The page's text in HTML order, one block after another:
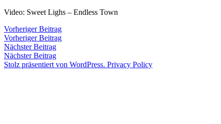
Zum
springen
von
Oktober
20104.
Januar
2020
einen
Kommentar
zu
Video: Sweet Lighs – Endless Town
Veröffentlicht
von
snhpfr
26.
Oktober
20104.
Januar
Veröffentlicht
in
Uncategorized
Schlagwörter:
2010,
sweet
lights,
video
Beitragsnavigation
Vorheriger BeitragVorheriger
Beitrag:
Vorheriger Beitrag
Nächster BeitragNächster
Beitrag:
Nächster Beitrag
Stolz präsentiert von WordPress. Privacy Policy